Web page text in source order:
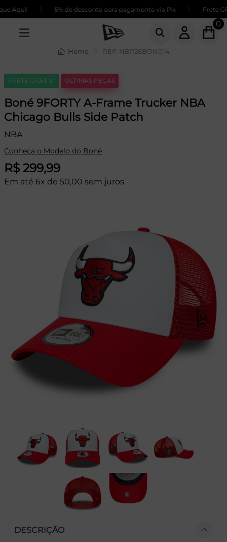
Aqui! 5% de desconto para pagamento via Pix Frete
0
Home REF: NBP26BON014
FRETE GRÁTIS* ÚLTIMAS PEÇAS
Boné 9FORTY A-Frame Trucker NBA
Chicago Bulls Side Patch
NBA
Conheça o Modelo do Boné
R$ 299,99
Em até 6x de 50,00 sem juros
DESCRIÇÃO